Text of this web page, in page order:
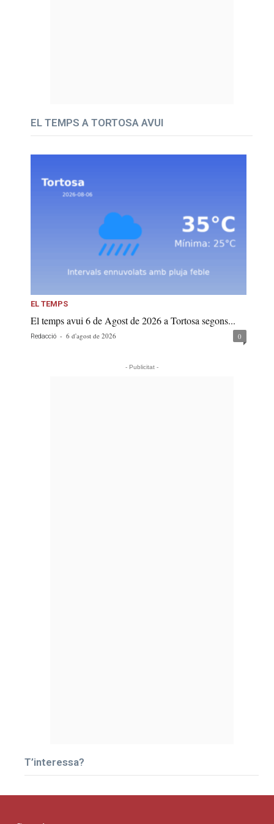
EL TEMPS A TORTOSA AVUI
EL TEMPS
El temps avui 6 de Agost de 2026 a Tortosa segons...
Redacció - 6 d'agost de 2026 0
- Publicitat -
T’interessa?